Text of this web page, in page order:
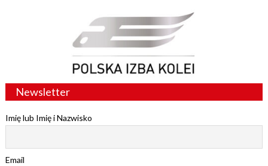
Newsletter
Imię lub Imię i Nazwisko
Email